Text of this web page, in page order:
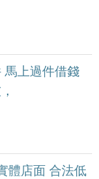
馬上過件借錢
體店面 合法低